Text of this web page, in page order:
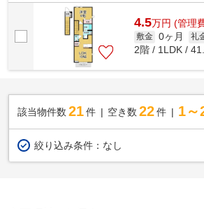
合わせください◎鹿沼市にある不動産の詳...
4.5万円 (管理
敷金 0ヶ月 礼
2階 / 1LDK /
該当物件数 21件 空き数 22 件 1～
絞り込み条件： なし